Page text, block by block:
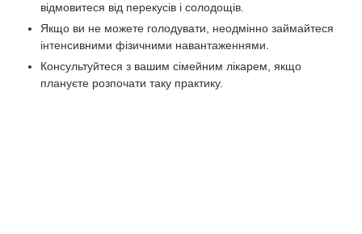
відмовитеся від перекусів і солодощів.
Якщо ви не можете голодувати, неодмінно займайтеся
інтенсивними фізичними навантаженнями.
Консультуйтеся з вашим сімейним лікарем, якщо
плануєте розпочати таку практику.